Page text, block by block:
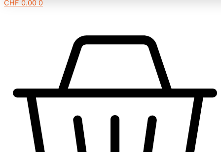
CHF 0.00 0